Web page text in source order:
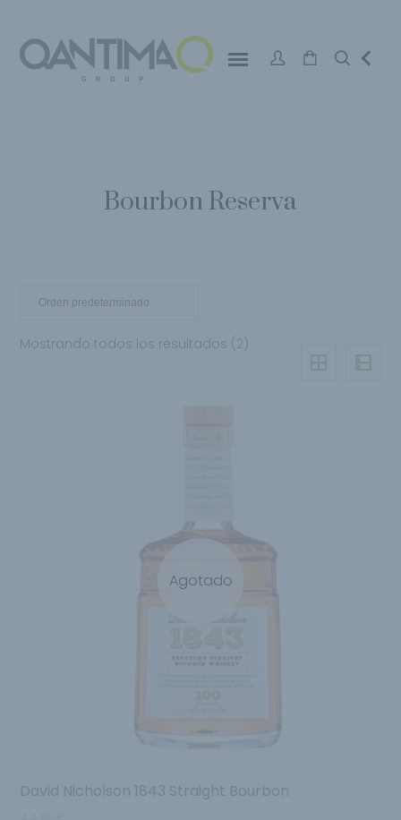
Bourbon Reserva
Mostrando todos los resultados (2)
Agotado
David Nicholson 1843 Straight Bourbon